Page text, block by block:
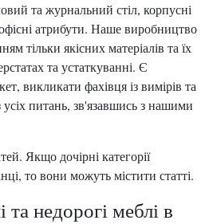
та журнальний стіл, корпусні
атрибути. Наше виробництво
тільки якісних матеріалів та їх
та устаткуванні. Є
викликати фахівця із вимірів та
питань, зв'язавшись з нашими
Якщо дочірні категорії
то вони можуть містити статті.
та недорогі меблі в